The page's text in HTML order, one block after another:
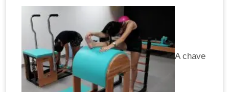
A chave